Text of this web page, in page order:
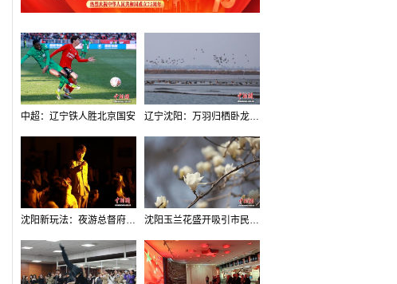
中超：辽宁铁人胜北京国安 辽宁沈阳：万羽归栖卧龙湖看群鸟齐飞
沈阳新玩法：夜游总督府，当一回“赴宴者” 沈阳玉兰花盛开吸引市民打卡